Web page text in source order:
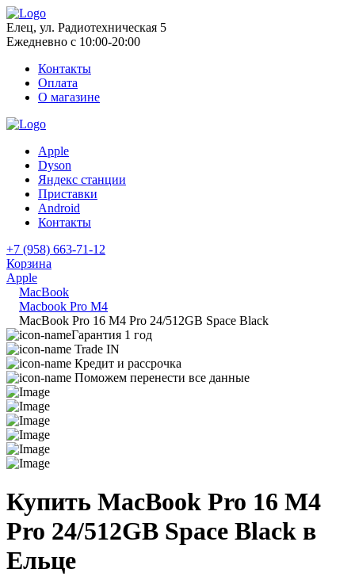
Елец, ул. Радиотехническая 5
Ежедневно с 10:00-20:00
Контакты
Оплата
О магазине
Apple
Dyson
Яндекс станции
Приставки
Android
Контакты
+7 (958) 663-71-12
Корзина
Apple
MacBook
Macbook Pro M4
MacBook Pro 16 M4 Pro 24/512GB Space Black
Гарантия 1 год
Trade IN
Кредит и рассрочка
Поможем перенести все данные
Купить MacBook Pro 16 M4
Pro 24/512GB Space Black в
Ельце